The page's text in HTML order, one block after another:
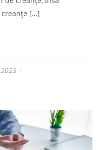
creanțe […]